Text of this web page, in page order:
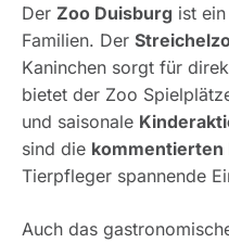
Der Zoo Duisburg ist
Familien. Der
Kaninchen sorgt für
bietet der Zoo
und saisonale
sind die kommentierten
Tierpfleger spannende
Auch das